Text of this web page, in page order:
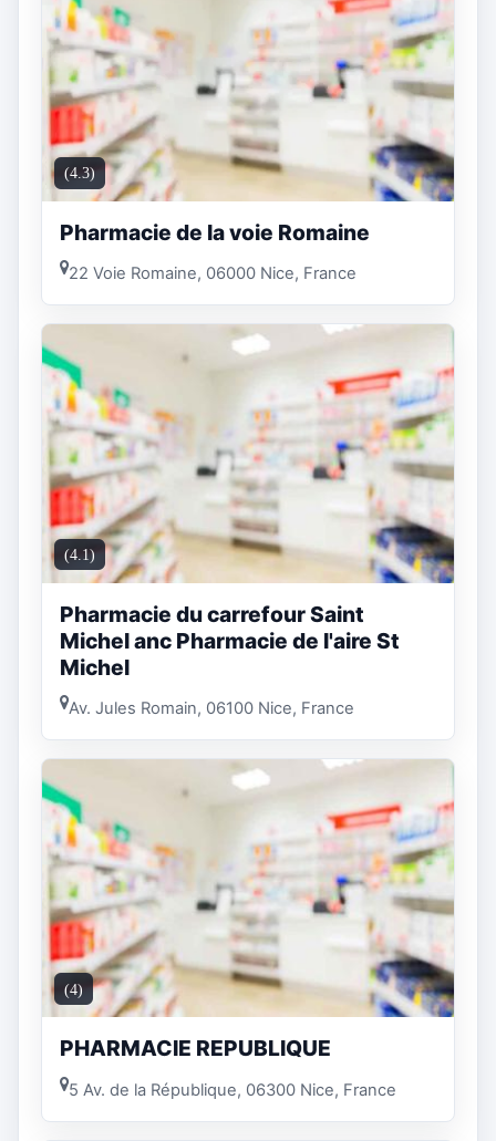
(4.3)
Pharmacie de la voie Romaine
22 Voie Romaine, 06000 Nice, France
(4.1)
Pharmacie du carrefour Saint
Michel anc Pharmacie de l'aire St
Michel
Av. Jules Romain, 06100 Nice, France
(4)
PHARMACIE REPUBLIQUE
5 Av. de la République, 06300 Nice, France